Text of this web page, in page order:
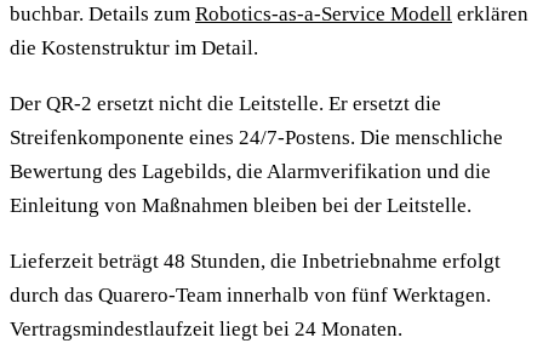
buchbar. Details zum Robotics-as-a-Service Modell erklären
die Kostenstruktur im Detail.
Der QR-2 ersetzt nicht die Leitstelle. Er ersetzt die
Streifenkomponente eines 24/7-Postens. Die menschliche
Bewertung des Lagebilds, die Alarmverifikation und die
Einleitung von Maßnahmen bleiben bei der Leitstelle.
Lieferzeit beträgt 48 Stunden, die Inbetriebnahme erfolgt
durch das Quarero-Team innerhalb von fünf Werktagen.
Vertragsmindestlaufzeit liegt bei 24 Monaten.